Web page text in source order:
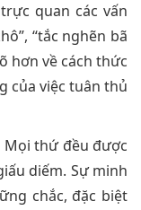
quan các vấn
“tắc nghẽn bã
hơn về cách thức
của việc tuân thủ
Mọi thứ đều được
diếm. Sự minh
chắc, đặc biệt